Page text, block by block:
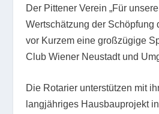
Der Pittener Verein „Für
Wertschätzung der Schöpfung
vor Kurzem eine großzügige
Club Wiener Neustadt und
Die Rotarier unterstützen mit
langjähriges Hausbauprojekt